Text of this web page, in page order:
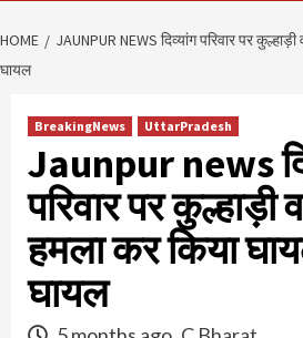
HOME
JAUNPUR NEWS दिव्यांग परिवार पर
घायल
BreakingNews UttarPradesh
Jaunpur news
परिवार पर
हमला कर किया
घायल